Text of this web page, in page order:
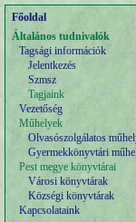
Főoldal
Általános tudnivalók
Tagsági információk
Jelentkezés
Szmsz
Tagjaink
Vezetőség
Műhelyek
Olvasószolgálatos
Gyermekkönyvtári
Pest megye könyvtárai
Városi könyvtárak
Községi könyvtárak
Kapcsolataink